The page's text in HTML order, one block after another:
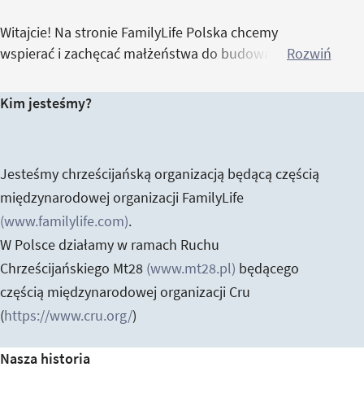
Witajcie! Na stronie FamilyLife Polska chcemy
wspierać i zachęcać małżeństwa do budowania
Pragniemy inspirować poprzez praktyczne, biblijne
zasady oraz przykłady z życia.
Rozwiń
Kim jesteśmy?
Jesteśmy chrześcijańską organizacją będącą częścią
międzynarodowej organizacji FamilyLife
(www.familylife.com).
W Polsce działamy w ramach Ruchu
Chrześcijańskiego Mt28 (www.mt28.pl) będącego
częścią międzynarodowej organizacji Cru
(https://www.cru.org/)
Nasza historia